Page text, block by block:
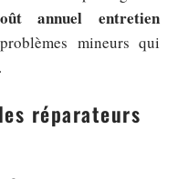
annuel entretien
mineurs qui
réparateurs